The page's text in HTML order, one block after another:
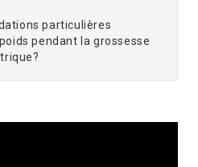
particulières
pendant la grossesse